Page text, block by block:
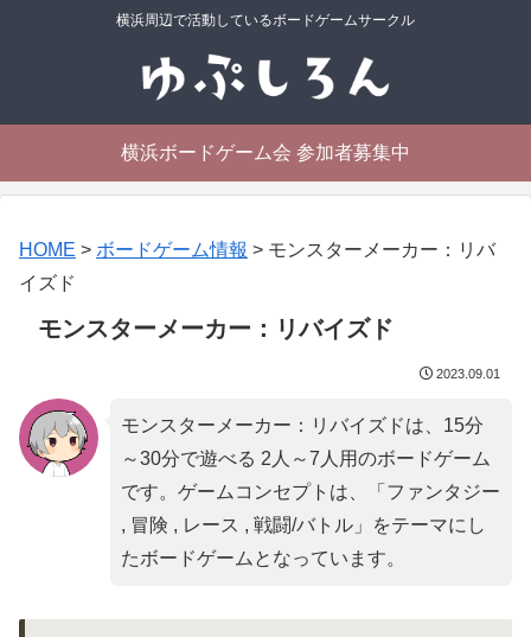
横浜周辺で活動しているボードゲームサークル
横浜ボードゲーム会 参加者募集中
HOME > ボードゲーム情報 > モンスターメーカー：リバ
イズド
モンスターメーカー：リバイズド
2023.09.01
モンスターメーカー：リバイズドは、15分
～30分で遊べる 2人～7人用のボードゲーム
です。ゲームコンセプトは、「 ファンタジー
, 冒険 , レース , 戦闘/バトル」をテーマにし
たボードゲームとなっています。